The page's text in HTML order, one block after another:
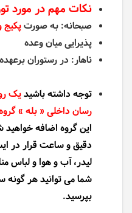
نکات مهم در مورد
صبحانه: به صورتپکیج
پذیرایی میان وعده
ناهار: در رستوران
توجه داشته باشیدیک
رسان داخلی « بله »
این گروه اضافه
دقیق و ساعت قرار در
لیدر، آب و هوا و لباس
شما می توانید هر گونه
بپرسید.